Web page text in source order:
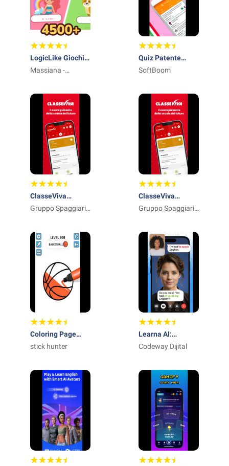
LogicLike Giochi
educativi 4-8
Massiana -
Games
Quiz Patente
Ufficiale 2025
SoftBoom
ClasseViva
Studenti
Gruppo Spaggiari
ClasseViva
Famiglia
Gruppo Spaggiari
Coloring Page
ASMR Drawing
stick hunter
Learna AI:
Imparare le lingue
Codeway Dijital